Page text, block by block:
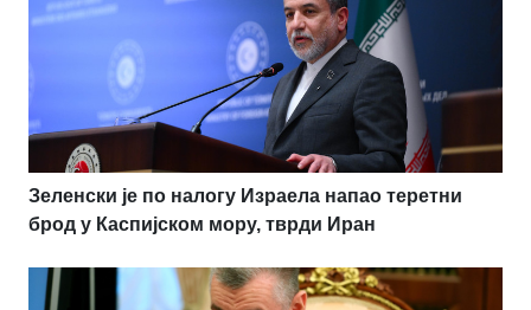
Зеленски је по налогу Израела напао теретни
брод у Каспијском мору, тврди Иран